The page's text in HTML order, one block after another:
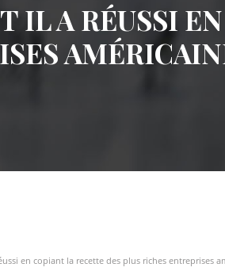
IL A RÉUSSI
en copiant la recette des plus riches entreprises